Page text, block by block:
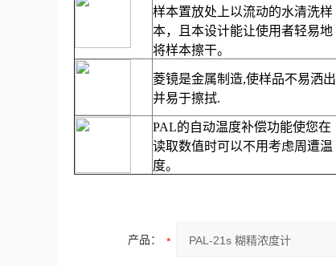
样本置放处上以流动的水清洗样
本，且本设计能让使用者轻易地
将样本擦干。
菱镜是金属制造,使样品不易洒出
并易于擦拭.
PAL的自动温度补偿功能使您在
读取数值时可以不用考虑周遭温
度。
产品：